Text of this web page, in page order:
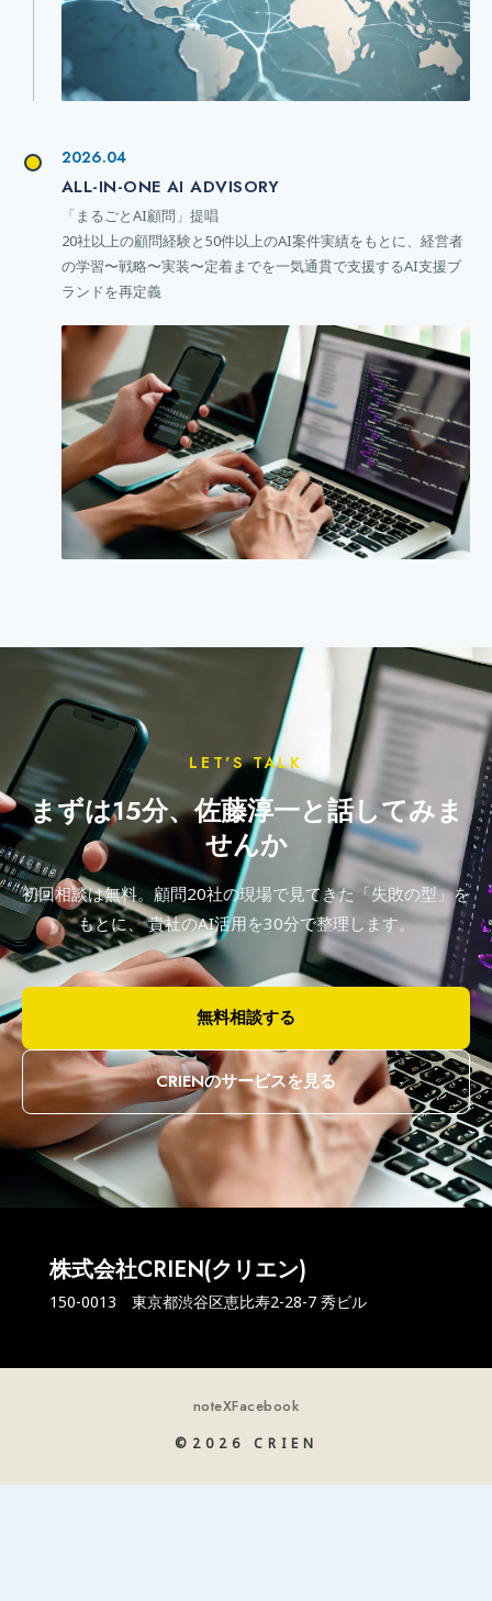
2026.04
ALL-IN-ONE AI ADVISORY
「まるごとAI顧問」提唱
20社以上の顧問経験と50件以上のAI案件実績をもとに、経営者
の学習〜戦略〜実装〜定着までを一気通貫で支援するAI支援ブ
ランドを再定義
LET'S TALK
まずは15分、佐藤淳一と話してみま
せんか
初回相談は無料。顧問20社の現場で見てきた「失敗の型」を
もとに、貴社のAI活用を30分で整理します。
無料相談する
CRIENのサービスを見る
株式会社CRIEN(クリエン)
150-0013 東京都渋谷区恵比寿2-28-7 秀ビル
noteXFacebook
©2026 CRIEN